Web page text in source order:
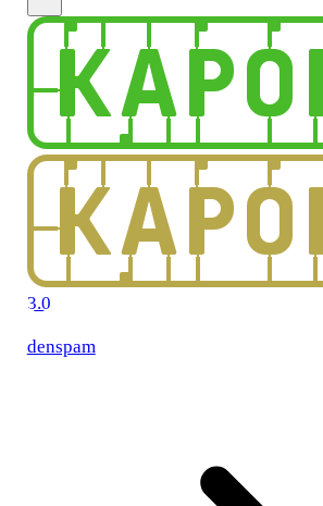
3.0
denspam